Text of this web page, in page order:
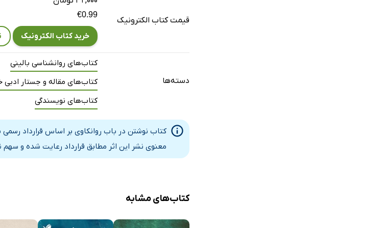
قیمت کتاب الکترونیک
€0.99
خرید کتاب الکترونیک
دسته‌ها
کتاب‌های روانشناسی بالینی
کتاب‌های مقاله و جستار ادبی
کتاب‌های نویسندگی
کتاب نوشتن در باب روانکاوی بر اساس قرارداد
معنوی نشر این اثر مطابق قرارداد رعایت شده و
کتاب‌های مشابه